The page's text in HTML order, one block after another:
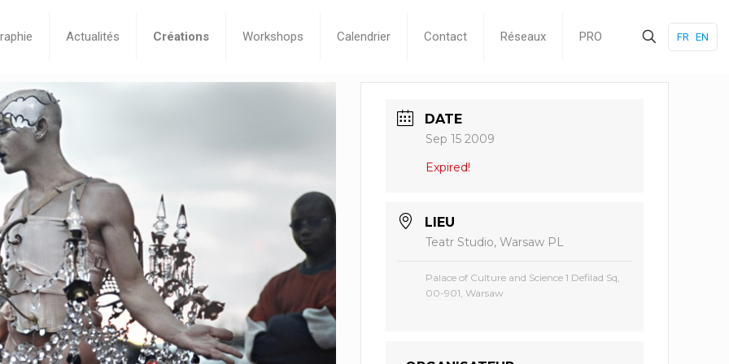
Actualités Créations Workshops Calendrier Contact Réseaux PRO FR EN
DATE
Sep 15 2009
Expired!
LIEU
Teatr Studio, Warsaw PL
Palace of Culture and Science 1 Defilad Sq,
00-901, Warsaw